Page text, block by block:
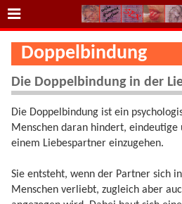
Doppelbindung
Die Doppelbindung in der
Die Doppelbindung ist ein
Menschen daran hindert, eindeutige
einem Liebespartner einzugehen.
Sie entsteht, wenn der Partner sich
Menschen verliebt, zugleich aber